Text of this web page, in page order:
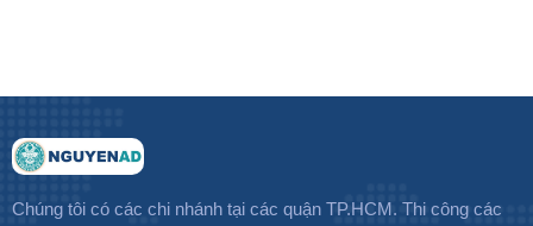
Chúng tôi có các chi nhánh tại các quận TP.HCM. Thi công các